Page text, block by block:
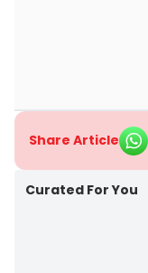
Share Article
Curated For You